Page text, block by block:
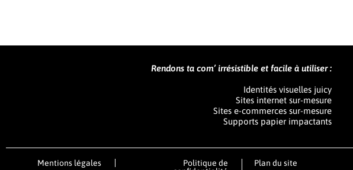
Rendons ta com’ irrésistible et facile à utiliser :
Identités visuelles juicy
Sites internet sur-mesure
Sites e-commerces sur-mesure
Supports papier impactants
Mentions légales
Politique de
Plan du site